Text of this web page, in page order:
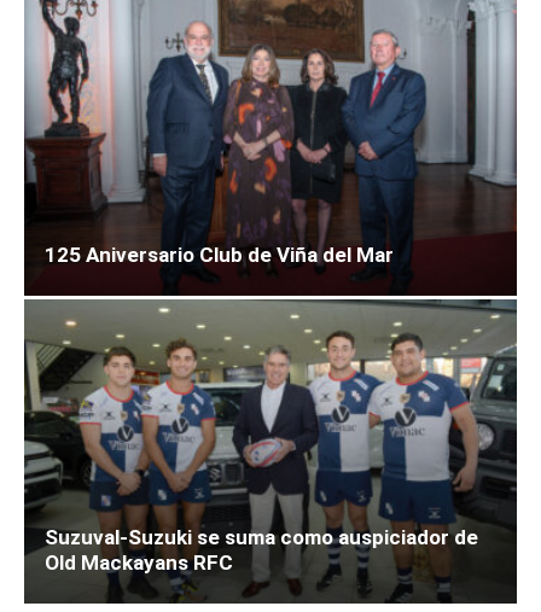
125 Aniversario Club de Viña del Mar
Suzuval-Suzuki se suma como auspiciador de
Old Mackayans RFC